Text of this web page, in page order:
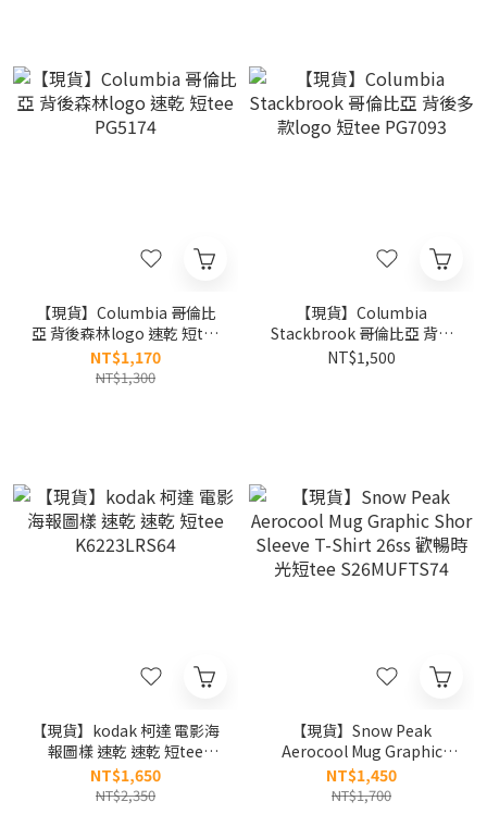
【現貨】Columbia 哥倫比
亞 背後森林logo 速乾 短tee
PG5174
NT$1,170
NT$1,300
【現貨】Columbia
Stackbrook 哥倫比亞 背後
多款logo 短tee PG7093
NT$1,500
【現貨】kodak 柯達 電影海
報圖樣 速乾 速乾 短tee
K6223LRS64
NT$1,650
NT$2,350
【現貨】Snow Peak
Aerocool Mug Graphic
Shor Sleeve T-Shirt 26ss
歡暢時光短tee
NT$1,450
NT$1,700